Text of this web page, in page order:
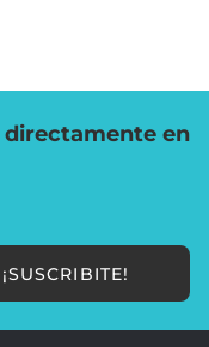
directamente en
¡SUSCRIBITE!